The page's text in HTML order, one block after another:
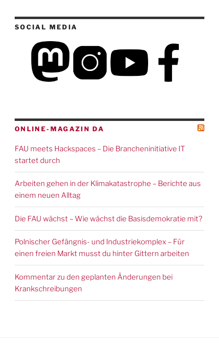
SOCIAL MEDIA
ONLINE-MAGAZIN DA
FAU meets Hackspaces – Die Brancheninitiative IT
startet durch
Arbeiten gehen in der Klimakatastrophe – Berichte aus
einem neuen Alltag
Die FAU wächst – Wie wächst die Basisdemokratie mit?
Polnischer Gefängnis- und Industriekomplex – Für
einen freien Markt musst du hinter Gittern arbeiten
Kommentar zu den geplanten Änderungen bei
Krankschreibungen